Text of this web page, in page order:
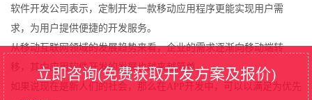
软件开发公司表示，定制开发一款移动应用程序更能实现用户需
求，为用户提供便捷的开发服务。
从移动互联网领域的发展趋势来看，企业的需求逐渐向移动端转
移，其中应用软件开发的发展也越来越简单。
如果说现在是新人们的社会，那么在APP开发中，可以以满足为优先
立即咨询(免费获取开发方案及报价)